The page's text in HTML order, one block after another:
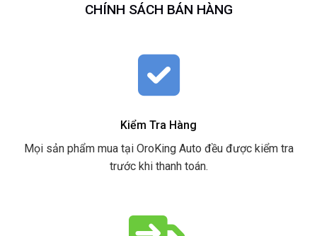
CHÍNH SÁCH BÁN HÀNG
Kiểm Tra Hàng
Mọi sản phẩm mua tại OroKing Auto đều được kiểm tra
trước khi thanh toán.